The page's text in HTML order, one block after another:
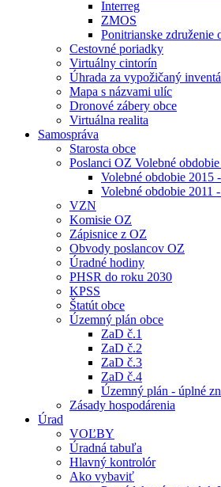
Interreg
ZMOS
Ponitrianske združenie
Cestovné poriadky
Virtuálny cintorín
Úhrada za vypožičaný
Mapa s názvami ulíc
Dronové zábery obce
Virtuálna realita
Samospráva
Starosta obce
Poslanci OZ Volebné
Volebné obdobie 2015
Volebné obdobie 2011
VZN
Komisie OZ
Zápisnice z OZ
Obvody poslancov OZ
Úradné hodiny
PHSR do roku 2030
KPSS
Štatút obce
Územný plán obce
ZaD č.1
ZaD č.2
ZaD č.3
ZaD č.4
Územný plán - úplné
Zásady hospodárenia
Úrad
VOĽBY
Úradná tabuľa
Hlavný kontrolór
Ako vybaviť